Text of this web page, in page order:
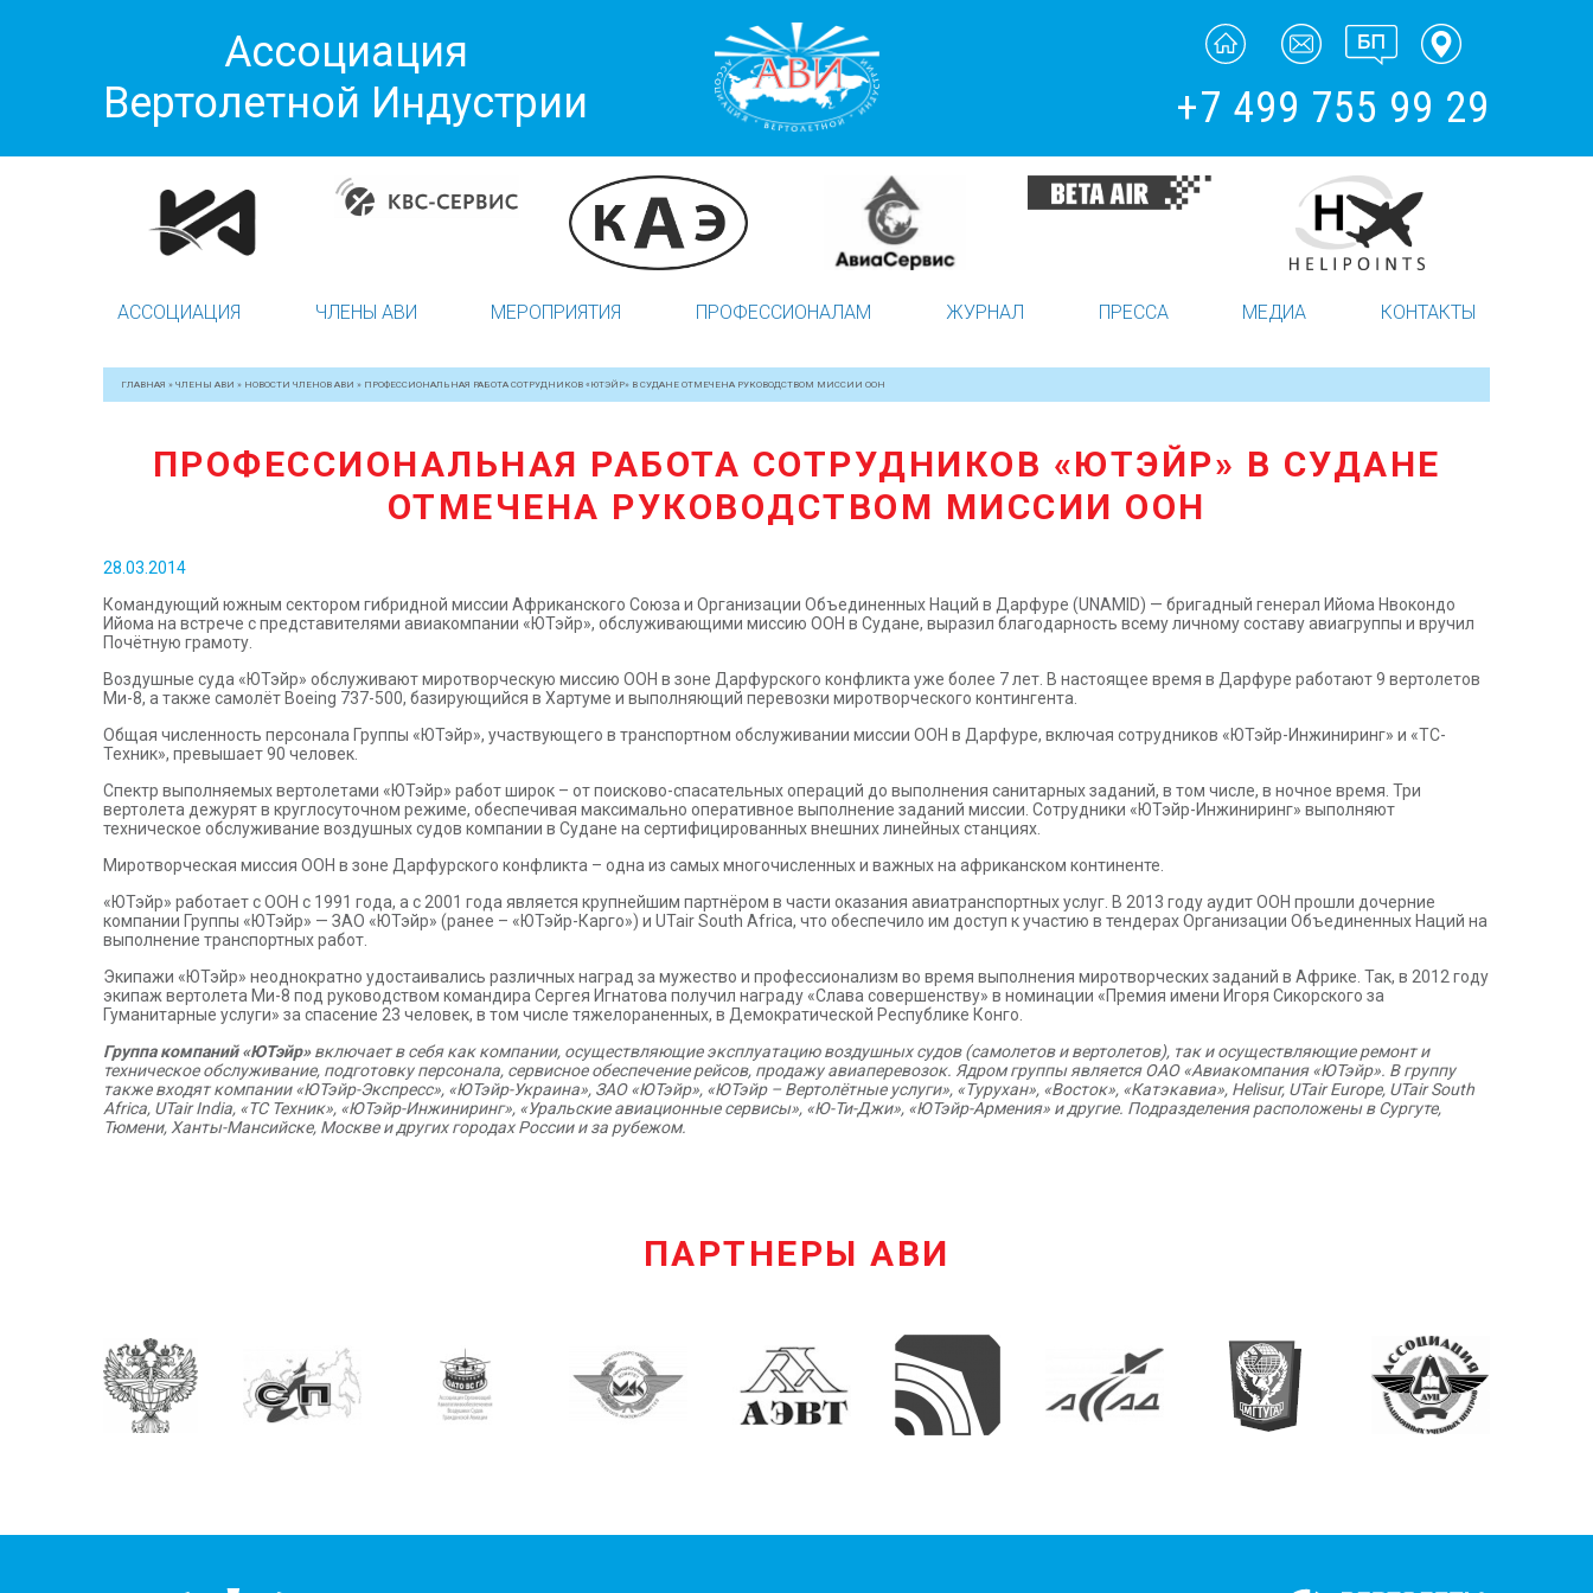
Ассоциация
Вертолетной Индустрии
+7 499 755 99 29
АССОЦИАЦИЯ ЧЛЕНЫ АВИ МЕРОПРИЯТИЯ ПРОФЕССИОНАЛАМ ЖУРНАЛ ПРЕССА МЕДИА КОНТАКТЫ
ГЛАВНАЯ » ЧЛЕНЫ АВИ » НОВОСТИ ЧЛЕНОВ АВИ » ПРОФЕССИОНАЛЬНАЯ РАБОТА СОТРУДНИКОВ «ЮТЭЙР» В СУДАНЕ ОТМЕЧЕНА РУКОВОДСТВОМ МИССИИ ООН
ПРОФЕССИОНАЛЬНАЯ РАБОТА СОТРУДНИКОВ «ЮТЭЙР» В СУДАНЕ
ОТМЕЧЕНА РУКОВОДСТВОМ МИССИИ ООН
28.03.2014
Командующий южным сектором гибридной миссии Африканского Союза и Организации Объединенных Наций в Дарфуре (UNAMID) — бригадный генерал Ийома Нвокондо
Ийома на встрече с представителями авиакомпании «ЮТэйр», обслуживающими миссию ООН в Судане, выразил благодарность всему личному составу авиагруппы и вручил
Почётную грамоту.
Воздушные суда «ЮТэйр» обслуживают миротворческую миссию ООН в зоне Дарфурского конфликта уже более 7 лет. В настоящее время в Дарфуре работают 9 вертолетов
Ми-8, а также самолёт Boeing 737-500, базирующийся в Хартуме и выполняющий перевозки миротворческого контингента.
Общая численность персонала Группы «ЮТэйр», участвующего в транспортном обслуживании миссии ООН в Дарфуре, включая сотрудников «ЮТэйр-Инжиниринг» и «ТС-
Техник», превышает 90 человек.
Спектр выполняемых вертолетами «ЮТэйр» работ широк – от поисково-спасательных операций до выполнения санитарных заданий, в том числе, в ночное время. Три
вертолета дежурят в круглосуточном режиме, обеспечивая максимально оперативное выполнение заданий миссии. Сотрудники «ЮТэйр-Инжиниринг» выполняют
техническое обслуживание воздушных судов компании в Судане на сертифицированных внешних линейных станциях.
Миротворческая миссия ООН в зоне Дарфурского конфликта – одна из самых многочисленных и важных на африканском континенте.
«ЮТэйр» работает с ООН с 1991 года, а с 2001 года является крупнейшим партнёром в части оказания авиатранспортных услуг. В 2013 году аудит ООН прошли дочерние
компании Группы «ЮТэйр» — ЗАО «ЮТэйр» (ранее – «ЮТэйр-Карго») и UTair South Africa, что обеспечило им доступ к участию в тендерах Организации Объединенных Наций на
выполнение транспортных работ.
Экипажи «ЮТэйр» неоднократно удостаивались различных наград за мужество и профессионализм во время выполнения миротворческих заданий в Африке. Так, в 2012 году
экипаж вертолета Ми-8 под руководством командира Сергея Игнатова получил награду «Слава совершенству» в номинации «Премия имени Игоря Сикорского за
Гуманитарные услуги» за спасение 23 человек, в том числе тяжелораненных, в Демократической Республике Конго.
Группа компаний «ЮТэйр»включает в себя как компании, осуществляющие эксплуатацию воздушных судов (самолетов и вертолетов), так и осуществляющие ремонт и
техническое обслуживание, подготовку персонала, сервисное обеспечение рейсов, продажу авиаперевозок. Ядром группы является ОАО «Авиакомпания «ЮТэйр». В группу
также входят компании «ЮТэйр-Экспресс», «ЮТэйр-Украина», ЗАО «ЮТэйр», «ЮТэйр – Вертолётные услуги», «Турухан», «Восток», «Катэкавиа», Helisur, UTair Europe, UTair South
Africa, UTair India, «ТС Техник», «ЮТэйр-Инжиниринг», «Уральские авиационные сервисы», «Ю-Ти-Джи», «ЮТэйр-Армения» и другие. Подразделения расположены в Сургуте,
Тюмени, Ханты-Мансийске, Москве и других городах России и за рубежом.
ПАРТНЕРЫ АВИ